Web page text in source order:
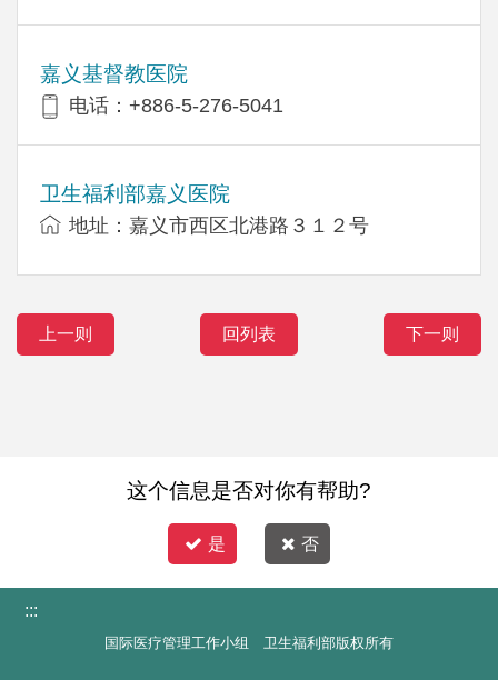
嘉义基督教医院
电话：+886-5-276-5041
卫生福利部嘉义医院
地址：嘉义市西区北港路３１２号
上一则 回列表 下一则
这个信息是否对你有帮助?
是 否
:::
国际医疗管理工作小组 卫生福利部版权所有